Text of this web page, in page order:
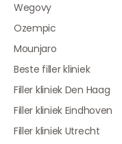
Wegovy
Ozempic
Mounjaro
Beste filler kliniek
Filler kliniek Den Haag
Filler kliniek Eindhoven
Filler kliniek Utrecht